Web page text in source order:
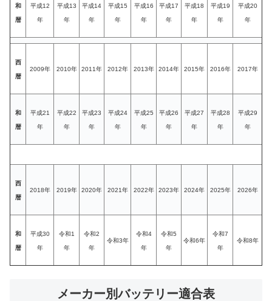
和
暦
平成12
年
平成13
年
平成14
年
平成15
年
平成16
年
平成17
年
平成18
年
平成19
年
平成20
年
西
暦
2009年 2010年 2011年 2012年 2013年 2014年 2015年 2016年 2017年
和
暦
平成21
年
平成22
年
平成23
年
平成24
年
平成25
年
平成26
年
平成27
年
平成28
年
平成29
年
西
暦
2018年 2019年 2020年 2021年 2022年 2023年 2024年 2025年 2026年
和
暦
平成30
年
令和1
年
令和2
年
令和3年
令和4
年
令和5
年
令和6年
令和7
年
令和8年
メーカー別バッテリー適合表